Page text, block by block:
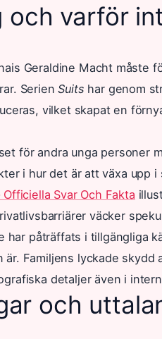
och varför
Geraldine Macht måste
SerienSuits har genom
vilket skapat en
för andra unga personer
i hur det är att växa upp
Svar Och Fakta
väcker
har påträffats i tillgängliga
är. Familjens lyckade
detaljer även i
och